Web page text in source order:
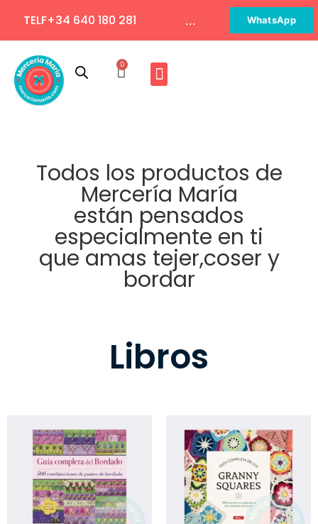
TELF+34 640 180 281 ... WhatsApp
0
Todos los productos de
Mercería María
están pensados
especialmente en ti
que amas tejer,coser y
bordar
Libros